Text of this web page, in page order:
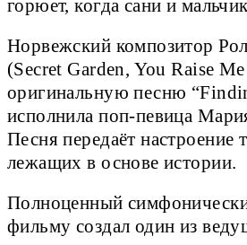
горюет, когда сани и
Норвежский композитор
(Secret Garden, You Raise
оригинальную песню
исполнила поп-певица
Песня передаёт настроение
лежащих в основе истории.
Полноценный
фильму создал один из